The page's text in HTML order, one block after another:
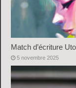
Match d’écriture
5 novembre 2025